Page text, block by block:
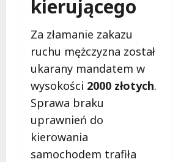
kierującego
Za złamanie zakazu
ruchu mężczyzna został
ukarany mandatem w
wysokości 2000 złotych.
Sprawa braku
uprawnień do
kierowania
samochodem trafiła